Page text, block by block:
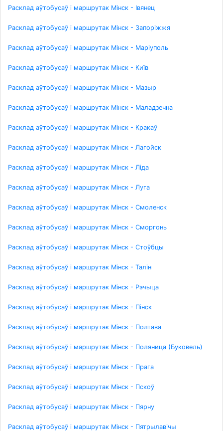
Расклад аўтобусаў і маршрутак Мінск - Івянец
Расклад аўтобусаў і маршрутак Мінск - Запоріжжя
Расклад аўтобусаў і маршрутак Мінск - Маріуполь
Расклад аўтобусаў і маршрутак Мінск - Київ
Расклад аўтобусаў і маршрутак Мінск - Мазыр
Расклад аўтобусаў і маршрутак Мінск - Маладзечна
Расклад аўтобусаў і маршрутак Мінск - Кракаў
Расклад аўтобусаў і маршрутак Мінск - Лагойск
Расклад аўтобусаў і маршрутак Мінск - Ліда
Расклад аўтобусаў і маршрутак Мінск - Луга
Расклад аўтобусаў і маршрутак Мінск - Смоленск
Расклад аўтобусаў і маршрутак Мінск - Сморгонь
Расклад аўтобусаў і маршрутак Мінск - Стоўбцы
Расклад аўтобусаў і маршрутак Мінск - Талін
Расклад аўтобусаў і маршрутак Мінск - Рэчыца
Расклад аўтобусаў і маршрутак Мінск - Пінск
Расклад аўтобусаў і маршрутак Мінск - Полтава
Расклад аўтобусаў і маршрутак Мінск - Поляница (Буковель)
Расклад аўтобусаў і маршрутак Мінск - Прага
Расклад аўтобусаў і маршрутак Мінск - Пскоў
Расклад аўтобусаў і маршрутак Мінск - Пярну
Расклад аўтобусаў і маршрутак Мінск - Пятрылавічы